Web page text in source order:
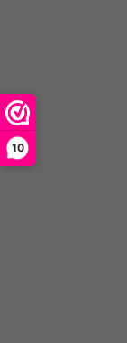
10